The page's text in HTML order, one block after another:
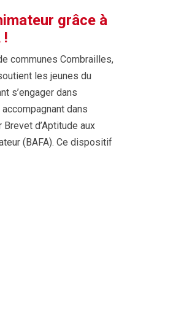
grâce à
!
communes Combrailles,
les jeunes du
s’engager dans
accompagnant dans
Brevet d’Aptitude aux
(BAFA). Ce dispositif